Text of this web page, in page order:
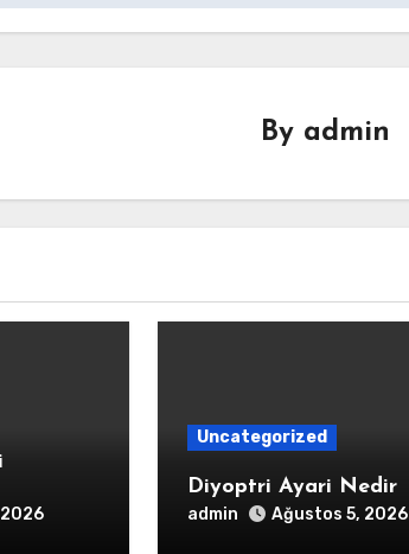
By admin
Uncategorized
Diyoptri Ayari Nedir
admin Ağustos 5, 2026